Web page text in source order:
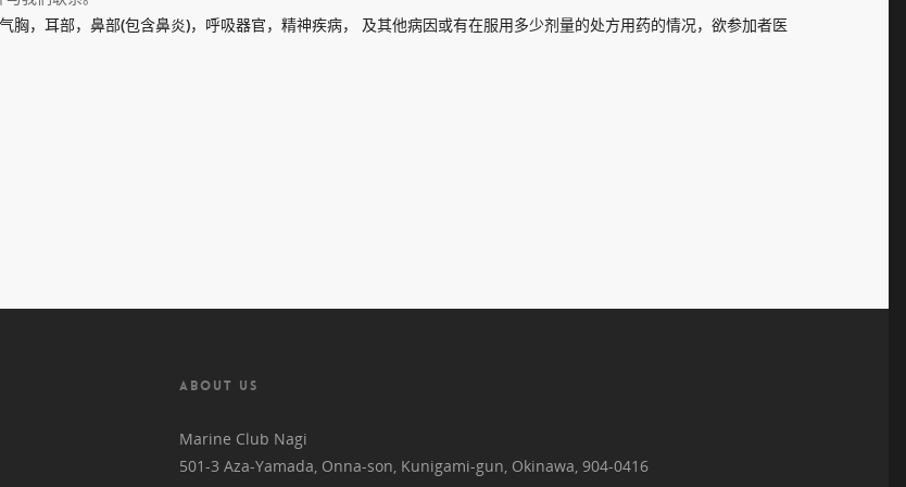
胸，耳部，鼻部(包含鼻炎)，呼吸器官，精神疾病， 及其他病因或有在服用多少剂量的处方用药的情况，欲参加者医
ABOUT US
Marine Club Nagi
501-3 Aza-Yamada, Onna-son, Kunigami-gun, Okinawa, 904-0416